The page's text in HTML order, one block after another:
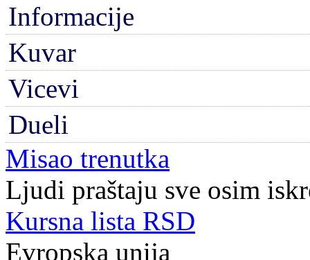
Informacije
Kuvar
Vicevi
Dueli
Misao trenutka
Ljudi praštaju sve osim
Kursna lista RSD
Evropska unija